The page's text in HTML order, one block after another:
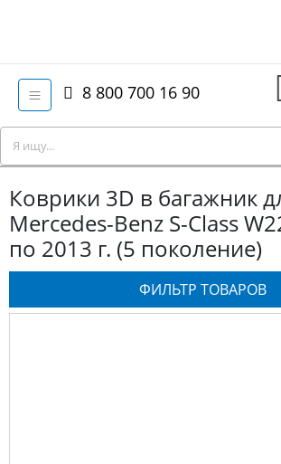
8 800 700 16 90
Коврики 3D в багажник
Mercedes-Benz S-Class
по 2013 г. (5 поколение)
ФИЛЬТР ТОВАРОВ